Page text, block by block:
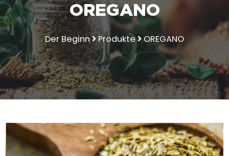
OREGANO
Der Beginn Produkte OREGANO